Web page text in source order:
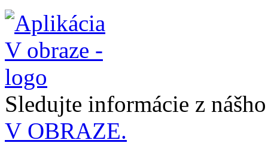
Sledujte informácie z
V OBRAZE.